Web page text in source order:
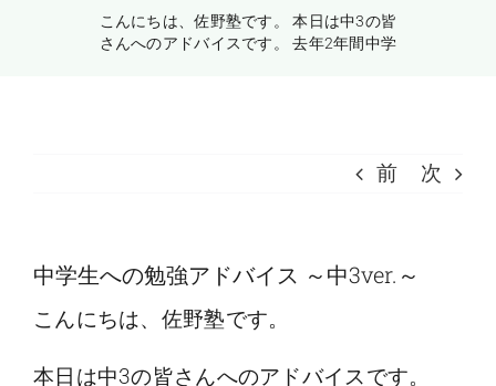
受講料のご案内
こんにちは、佐野塾です。 本日は中3の皆
さんへのアドバイスです。 去年2年間中学
前 次
中学生への勉強アドバイス ～中3ver.～
こんにちは、佐野塾です。
本日は中3の皆さんへのアドバイスです。